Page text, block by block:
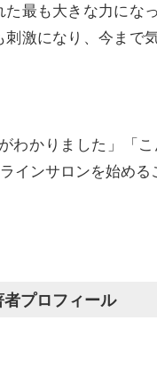
最も大きな力にな
激になり、今まで
わかりました」「
インサロンを始める
者プロフィール